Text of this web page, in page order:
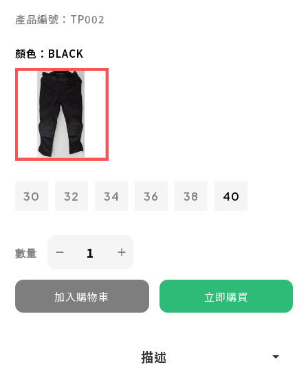
產品編號：TP002
顏色： BLACK
30 32 34 36 38 40
數量
描述